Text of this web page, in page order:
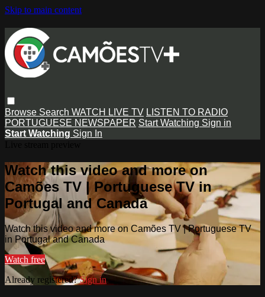
Skip to main content
Browse Search WATCH LIVE TV LISTEN TO RADIO
PORTUGUESE NEWSPAPER Start Watching Sign in
Start Watching Sign In
Watch this video and more on
Camões TV | Portuguese TV in
Portugal and Canada
Watch this video and more on Camões TV | Portuguese TV
in Portugal and Canada
Watch free
Already registered?Sign in